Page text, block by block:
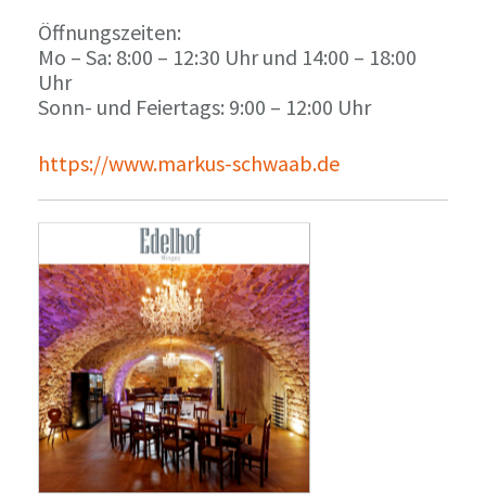
Öffnungszeiten:
Mo – Sa: 8:00 – 12:30 Uhr und 14:00 – 18:00
Uhr
Sonn- und Feiertags: 9:00 – 12:00 Uhr
https://www.markus-schwaab.de